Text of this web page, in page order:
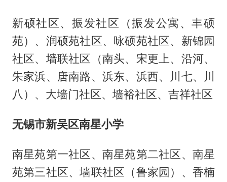
新硕社区、振发社区（振发公寓、丰硕
苑）、润硕苑社区、咏硕苑社区、新锦园
社区、墙联社区（南头、宋更上、沿河、
朱家浜、唐南路、浜东、浜西、川七、川
八）、大墙门社区、墙裕社区、吉祥社区
无锡市新吴区南星小学
南星苑第一社区、南星苑第二社区、南星
苑第三社区、墙联社区（鲁家园）、香楠